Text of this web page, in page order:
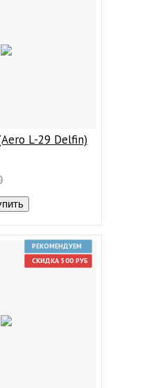
L-29 Delfin)
РЕКОМЕНДУЕМ
СКИДКА 500 РУБ